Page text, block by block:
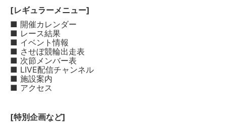
[レギュラーメニュー]
■ 開催カレンダー
■ レース結果
■ イベント情報
■ させぼ競輪出走表
■ 次節メンバー表
■ LIVE配信チャンネル
■ 施設案内
■ アクセス
[特別企画など]